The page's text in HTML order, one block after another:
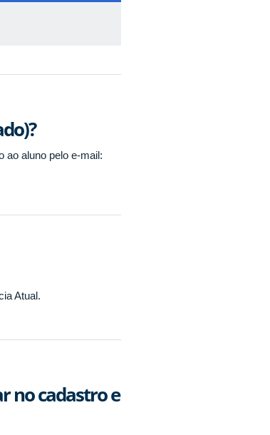
ao aluno pelo e-mail:
Atual.
no cadastro e